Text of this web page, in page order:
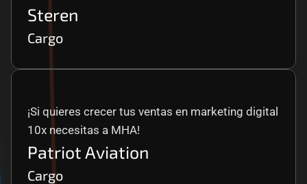
Steren
Cargo
¡Si quieres crecer tus ventas en marketing digital
10x necesitas a MHA!
Patriot Aviation
Cargo